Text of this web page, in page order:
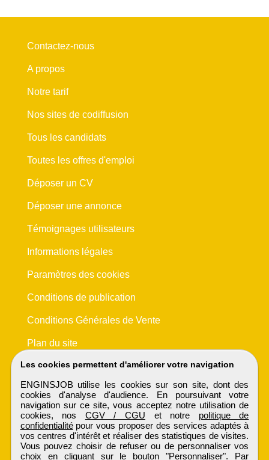
Les cookies permettent d'améliorer votre navigation
ENGINSJOB utilise les cookies sur son site, dont des
cookies d'analyse d'audience. En poursuivant votre
navigation sur ce site, vous acceptez notre utilisation de
cookies, nos CGV / CGU et notre politique de
confidentialitépour vous proposer des services adaptés à
vos centres d'intérêt et réaliser des statistiques de visites.
Vous pouvez choisir de refuser ou de personnaliser vos
choix en cliquant sur le bouton "Personnaliser". Par
Contactez-nous
A propos
Notre tarif
Nos sites de codiffusion
Tous les candidats
Toutes les offres d'emploi
Déposer un CV
Déposer une annonce
Témoignages utilisateurs
Informations légales
Paramètres des cookies
Conditions de publication
Conditions Générales de Vente
Plan du site